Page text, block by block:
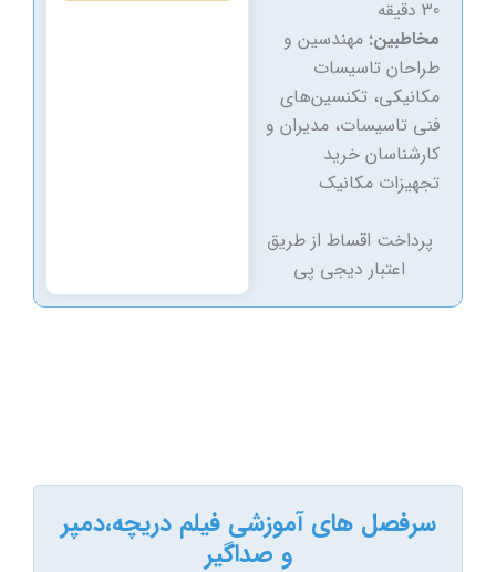
مخاطبین:مهندسین و
طراحان تاسیسات
مکانیکی، تکنسین‌های
فنی تاسیسات، مدیران و
کارشناسان خرید
تجهیزات مکانیک
پرداخت اقساط از طریق
اعتبار دیجی پی
سرفصل های آموزشی فیلم دریچه،دمپر
و صداگیر